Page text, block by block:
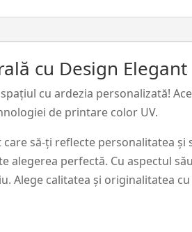
cu Design Elegant
cu ardezia personalizată!
de printare color UV.
să-ți reflecte personalitatea
alegerea perfectă. Cu aspectul
Alege calitatea și originalitatea